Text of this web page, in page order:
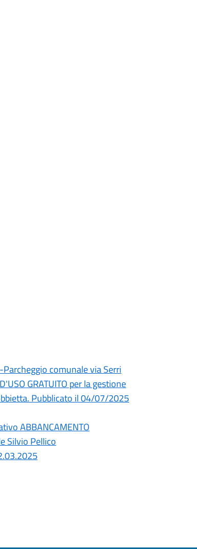
comunale via Serri
GRATUITO per la gestione
Pubblicato il 04/07/2025
ABBANCAMENTO
Silvio Pellico